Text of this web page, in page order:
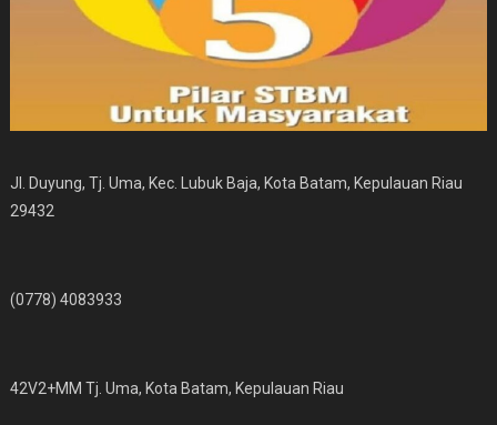
Jl. Duyung, Tj. Uma, Kec. Lubuk Baja, Kota Batam, Kepulauan Riau
29432
(0778) 4083933
42V2+MM Tj. Uma, Kota Batam, Kepulauan Riau